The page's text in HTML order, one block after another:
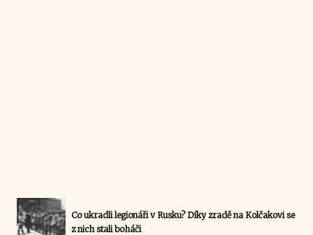
Co ukradli legionáři v Rusku? Díky zradě na Kolčakovi se
z nich stali boháči